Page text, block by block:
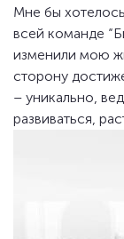
Мне бы
всей команде
изменили мою
сторону
– уникально,
развиваться,